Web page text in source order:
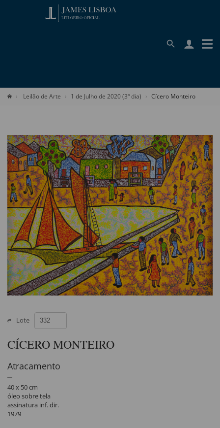
Leilão de Arte 1 de Julho de 2020 (3º dia) Cícero Monteiro
Lote
CÍCERO MONTEIRO
Atracamento
40 x 50 cm
óleo sobre tela
assinatura inf. dir.
1979